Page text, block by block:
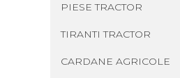
PIESE TRACTOR
TIRANTI TRACTOR
CARDANE AGRICOLE